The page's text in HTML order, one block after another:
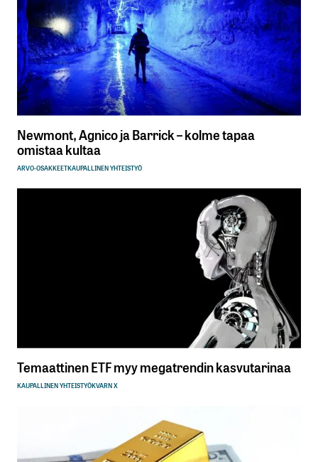
Newmont, Agnico ja Barrick – kolme tapaa
omistaa kultaa
ARVO-OSAKKEETKAUPALLINEN YHTEISTYÖ
Temaattinen ETF myy megatrendin kasvutarinaa
KAUPALLINEN YHTEISTYÖKVARN X